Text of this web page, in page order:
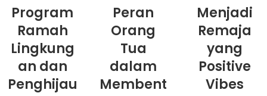
Program
Ramah
Lingkung
an dan
Penghijau
Peran
Orang
Tua
dalam
Membent
Menjadi
Remaja
yang
Positive
Vibes